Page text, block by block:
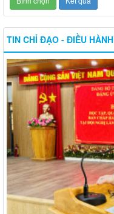
TIN CHỈ ĐẠO - ĐIỀU HÀNH